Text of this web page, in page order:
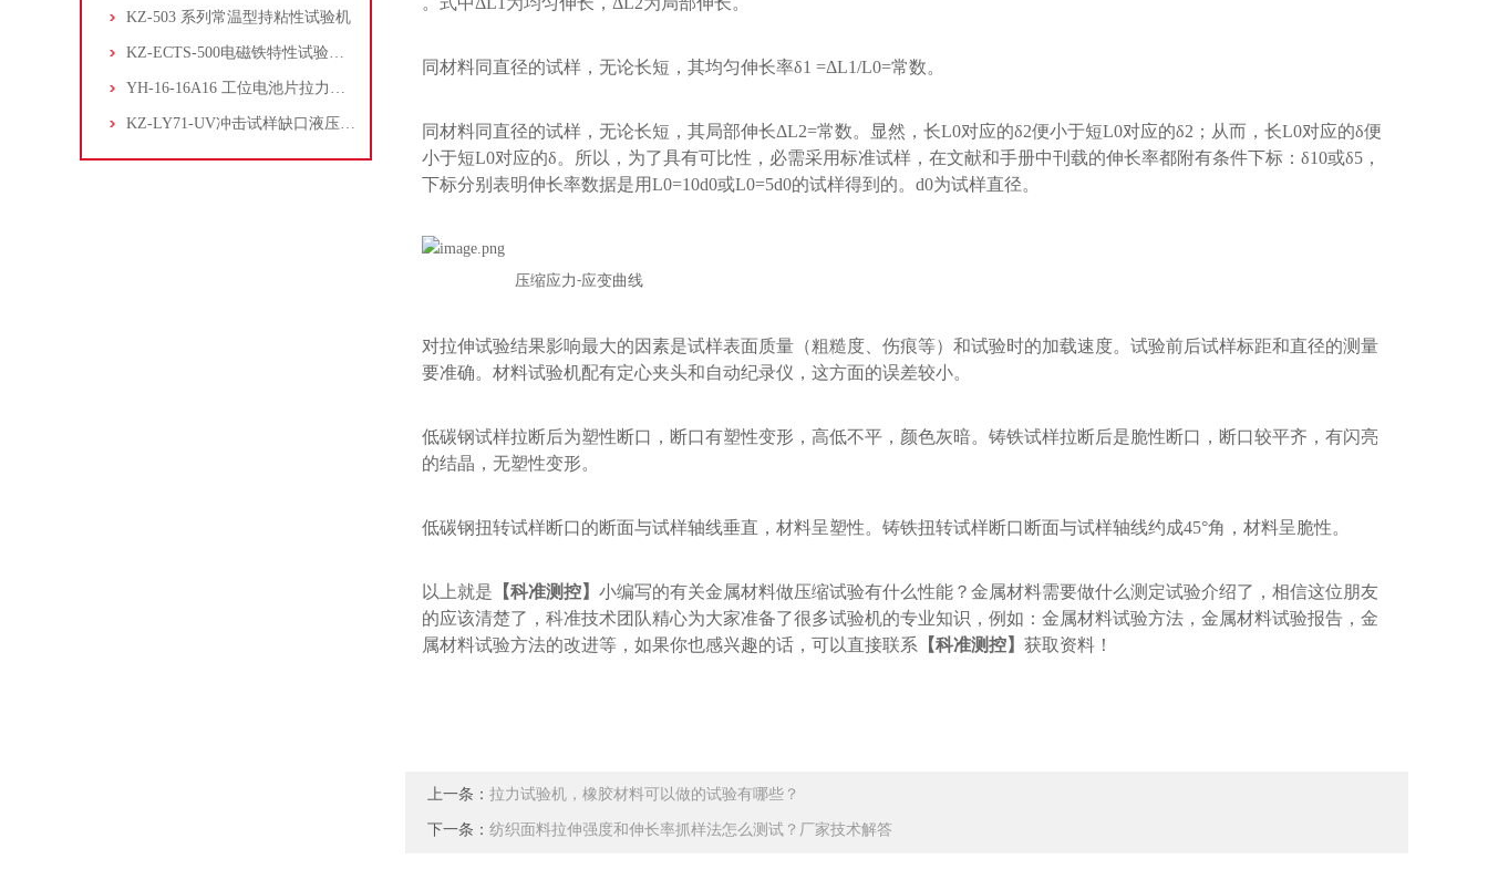
KZ-503 系列常温型持粘性试验机
KZ-ECTS-500电磁铁特性试验系统
YH-16-16A16 工位电池片拉力试验机
KZ-LY71-UV冲击试样缺口液压拉床
同材料同直径的试样，无论长短，其均匀伸长率δ1 =ΔL1/L0=常数。
同材料同直径的试样，无论长短，其局部伸长ΔL2=常数。显然，长L0对应的δ2便小于短L0对应的δ2；从而，长L0对应的δ便
小于短L0对应的δ。所以，为了具有可比性，必需采用标准试样，在文献和手册中刊载的伸长率都附有条件下标：δ10或δ5，
下标分别表明伸长率数据是用L0=10d0或L0=5d0的试样得到的。d0为试样直径。
压缩应力-应变曲线
对拉伸试验结果影响最大的因素是试样表面质量（粗糙度、伤痕等）和试验时的加载速度。试验前后试样标距和直径的测量
要准确。材料试验机配有定心夹头和自动纪录仪，这方面的误差较小。
低碳钢试样拉断后为塑性断口，断口有塑性变形，高低不平，颜色灰暗。铸铁试样拉断后是脆性断口，断口较平齐，有闪亮
的结晶，无塑性变形。
低碳钢扭转试样断口的断面与试样轴线垂直，材料呈塑性。铸铁扭转试样断口断面与试样轴线约成45°角，材料呈脆性。
以上就是 【科准测控】 小编写的有关金属材料做压缩试验有什么性能？金属材料需要做什么测定试验介绍了，相信这位朋友
的应该清楚了，科准技术团队精心为大家准备了很多试验机的专业知识，例如：金属材料试验方法，金属材料试验报告，金
属材料试验方法的改进等，如果你也感兴趣的话，可以直接联系 【科准测控】 获取资料！
上一条： 拉力试验机，橡胶材料可以做的试验有哪些？
下一条： 纺织面料拉伸强度和伸长率抓样法怎么测试？厂家技术解答